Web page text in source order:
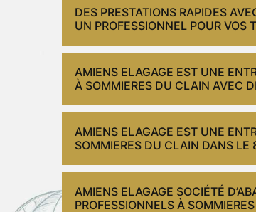
DES PRESTATIONS RAPIDES
UN PROFESSIONNEL POUR VOS
AMIENS ELAGAGE EST UNE
À SOMMIERES DU CLAIN AVEC
AMIENS ELAGAGE EST UNE
SOMMIERES DU CLAIN DANS LE
AMIENS ELAGAGE SOCIÉTÉ
PROFESSIONNELS À